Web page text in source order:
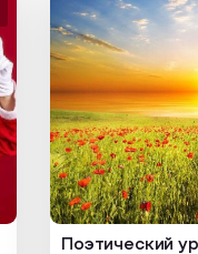
Поэтический